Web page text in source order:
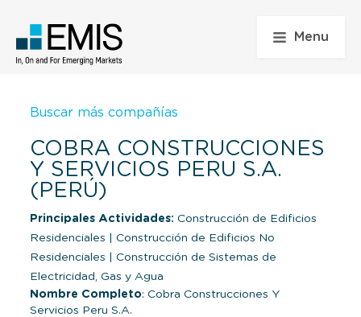
Menu
Buscar más compañías
COBRA CONSTRUCCIONES
Y SERVICIOS PERU S.A.
(PERÚ)
Principales Actividades: Construcción de Edificios
Residenciales
Construcción de Edificios No
Residenciales
Construcción de Sistemas de
Electricidad, Gas y Agua
Nombre Completo: Cobra Construcciones Y
Servicios Peru S.A.